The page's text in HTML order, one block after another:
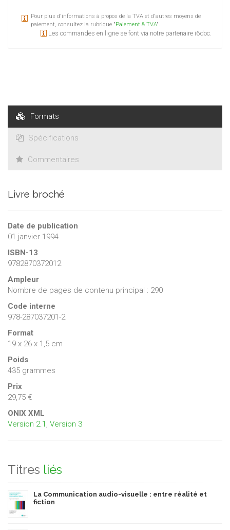
théorème de la décentralisation " un ensemble de
préceptes. En contrepoint de la question du fédéralisme
fiscal surgit forcément celle des finances publiques,
Pour plus d'informations à propos de la TVA et d'autres moyens de
paiement, consultez la rubrique "Paiement & TVA".
Les commandes en ligne se font via notre partenaire i6doc.
Formats
Spécifications
Commentaires
Livre broché
Date de publication
01 janvier 1994
ISBN-13
9782870372012
Ampleur
Nombre de pages de contenu principal : 290
Code interne
978-287037201-2
Format
19 x 26 x 1,5 cm
Poids
435 grammes
Prix
29,75 €
ONIX XML
Version 2.1 Version 3
Titres liés
La Communication audio-visuelle : entre réalité et
fiction